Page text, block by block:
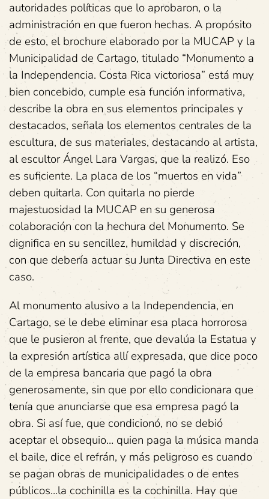
autoridades políticas que lo aprobaron, o la
administración en que fueron hechas. A propósito
de esto, el brochure elaborado por la MUCAP y la
Municipalidad de Cartago, titulado “Monumento a
la Independencia. Costa Rica victoriosa” está muy
bien concebido, cumple esa función informativa,
describe la obra en sus elementos principales y
destacados, señala los elementos centrales de la
escultura, de sus materiales, destacando al artista,
al escultor Ángel Lara Vargas, que la realizó. Eso
es suficiente. La placa de los “muertos en vida”
deben quitarla. Con quitarla no pierde
majestuosidad la MUCAP en su generosa
colaboración con la hechura del Monumento. Se
dignifica en su sencillez, humildad y discreción,
con que debería actuar su Junta Directiva en este
caso.
Al monumento alusivo a la Independencia, en
Cartago, se le debe eliminar esa placa horrorosa
que le pusieron al frente, que devalúa la Estatua y
la expresión artística allí expresada, que dice poco
de la empresa bancaria que pagó la obra
generosamente, sin que por ello condicionara que
tenía que anunciarse que esa empresa pagó la
obra. Si así fue, que condicionó, no se debió
aceptar el obsequio… quien paga la música manda
el baile, dice el refrán, y más peligroso es cuando
se pagan obras de municipalidades o de entes
públicos…la cochinilla es la cochinilla. Hay que